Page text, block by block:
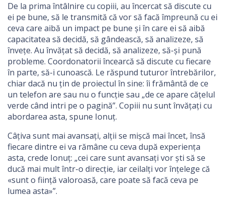
De la prima întâlnire cu copiii, au încercat să discute cu
ei pe bune, să le transmită că vor să facă împreună cu ei
ceva care aibă un impact pe bune și în care ei să aibă
capacitatea să decidă, să gândească, să analizeze, să
învețe. Au învățat să decidă, să analizeze, să-și pună
probleme. Coordonatorii încearcă să discute cu fiecare
în parte, să-i cunoască. Le răspund tuturor întrebărilor,
chiar dacă nu țin de proiectul în sine: îi frământă de ce
un telefon are sau nu o funcție sau „de ce apare cățelul
verde când intri pe o pagină”. Copiii nu sunt învățați cu
abordarea asta, spune Ionuț.
Câțiva sunt mai avansați, alții se mișcă mai încet, însă
fiecare dintre ei va rămâne cu ceva după experiența
asta, crede Ionuț: „cei care sunt avansați vor ști să se
ducă mai mult într-o direcție, iar ceilalți vor înțelege că
«sunt o ființă valoroasă, care poate să facă ceva pe
lumea asta»”.